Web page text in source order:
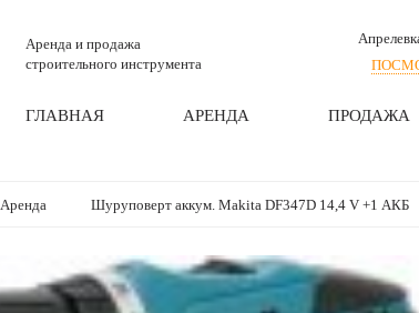
Аренда и продажа
строительного инструмента
ГЛАВНАЯ АРЕНДА ПРОДАЖА
Аренда Шуруповерт аккум. Makita DF347D 14,4 V +1 АКБ